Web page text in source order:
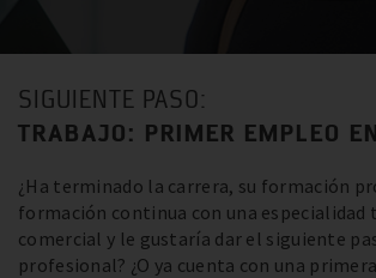
SIGUIENTE PASO:
TRABAJO: PRIMER EMPLEO
¿Ha terminado la carrera, su formación
formación continua con una especialidad
comercial y le gustaría dar el siguiente
profesional? ¿O ya cuenta con una